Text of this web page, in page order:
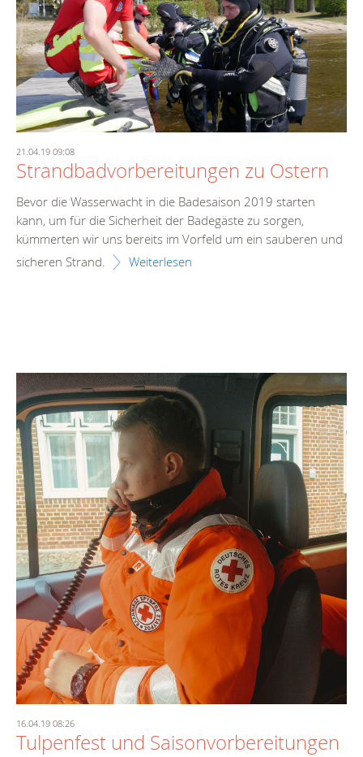
21.04.19 09:08
Strandbadvorbereitungen zu Ostern
Bevor die Wasserwacht in die Badesaison 2019 starten
kann, um für die Sicherheit der Badegäste zu sorgen,
kümmerten wir uns bereits im Vorfeld um ein sauberen und
sicheren Strand.
Weiterlesen
16.04.19 08:26
Tulpenfest und Saisonvorbereitungen